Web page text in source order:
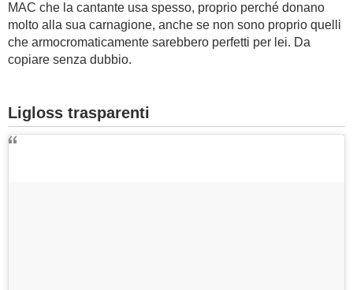
MAC che la cantante usa spesso, proprio perché donano
molto alla sua carnagione, anche se non sono proprio quelli
che armocromaticamente sarebbero perfetti per lei. Da
copiare senza dubbio.
Ligloss trasparenti